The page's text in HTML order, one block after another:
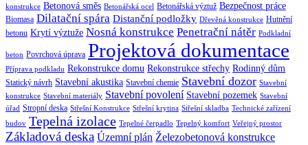
konstrukce Betonová směs Betonářská ocel Betonářská výztuž Bezpečnost práce
Biomasa Dilatační spára Distanční podložky Dřevěná konstrukce Hutnění
betonu Krytí výztuže Nosná konstrukce Penetrační nátěr Podkladní
beton Povrchová úprava Projektová dokumentace
Příprava podkladu Rekonstrukce domu Rekonstrukce střechy Rodinný dům
Statický návrh Stavební akustika Stavební chemie Stavební dozor Stavební
konstrukce Stavební materiály Stavební povolení Stavební pozemek Stavební
úřad Stropní deska Střešní Konstrukce Střešní krytina Střešní skladba Technické zařízení
budov Tepelná izolace Tepelné čerpadlo Tepelný komfort Veřejný prostor
Základová deska Územní plán Železobetonová konstrukce